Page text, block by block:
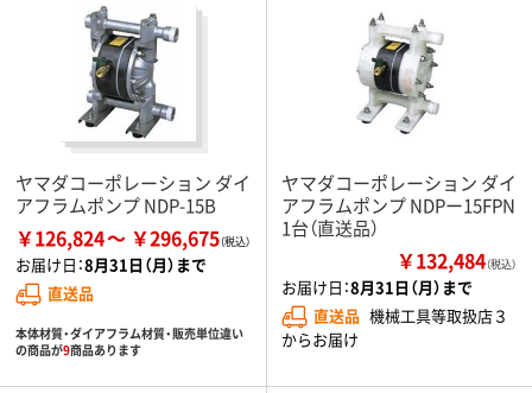
ヤマダコーポレーション ダイ
アフラムポンプ NDP-15B
￥126,824 ￥296,675
お届け日：8月31日（月）まで
直送品
本体材質・ダイアフラム材質・販売単位違い
の商品が9商品あります
ヤマダコーポレーション ダイ
アフラムポンプ NDPー15FPN
1台（直送品）
￥132,484（税込）
お届け日：8月31日（月）まで
直送品 機械工具等取扱店３
からお届け